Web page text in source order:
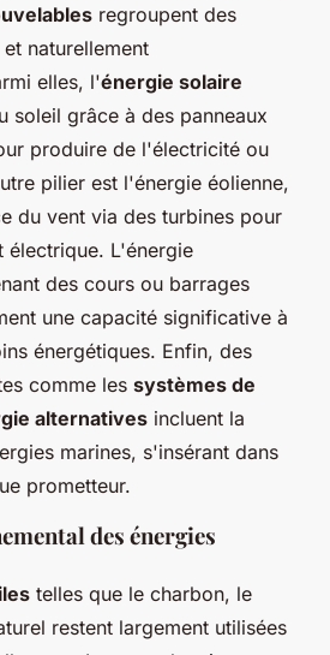
regroupent des
naturellement
elles, l'énergie solaire
soleil grâce à des panneaux
produire de l'électricité ou
pilier est l'énergie éolienne,
du vent via des turbines pour
électrique. L'énergie
des cours ou barrages
une capacité significative à
énergétiques. Enfin, des
comme les systèmes de
alternatives incluent la
marines, s'insérant dans
prometteur.
des énergies
telles que le charbon, le
restent largement utilisées